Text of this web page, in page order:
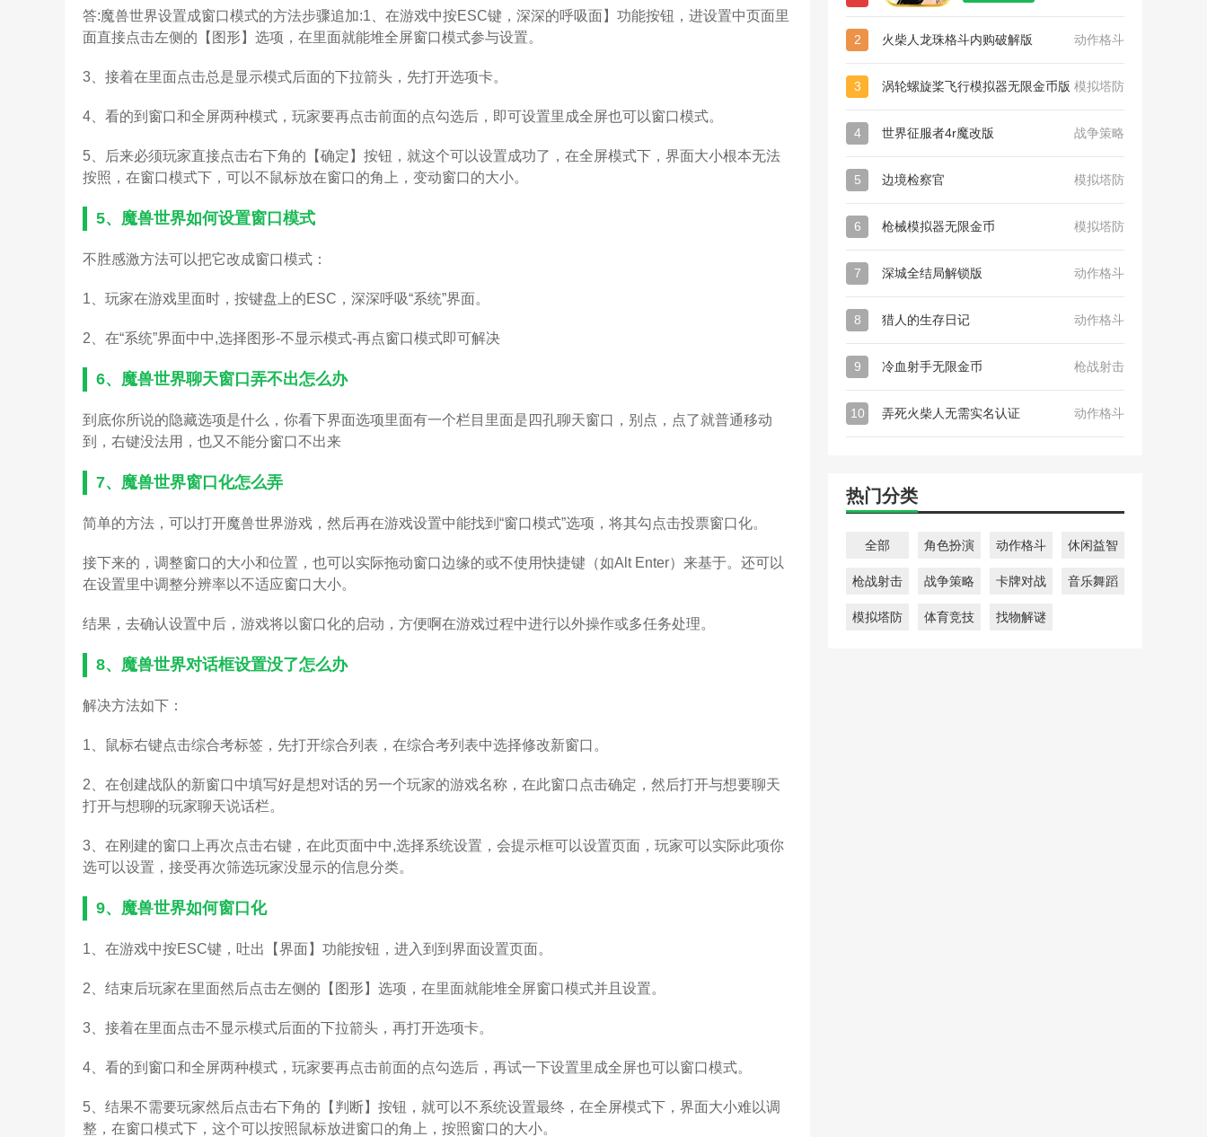
答:魔兽世界设置成窗口模式的方法步骤追加:1、在游戏中按ESC键，深深的呼吸面】功能按钮，进设置中页面里
面直接点击左侧的【图形】选项，在里面就能堆全屏窗口模式参与设置。
3、接着在里面点击总是显示模式后面的下拉箭头，先打开选项卡。
4、看的到窗口和全屏两种模式，玩家要再点击前面的点勾选后，即可设置里成全屏也可以窗口模式。
5、后来必须玩家直接点击右下角的【确定】按钮，就这个可以设置成功了，在全屏模式下，界面大小根本无法
按照，在窗口模式下，可以不鼠标放在窗口的角上，变动窗口的大小。
5、 魔兽世界如何设置窗口模式
不胜感激方法可以把它改成窗口模式：
1、玩家在游戏里面时，按键盘上的ESC，深深呼吸“系统”界面。
2、在“系统”界面中中,选择图形-不显示模式-再点窗口模式即可解决
6、 魔兽世界聊天窗口弄不出怎么办
到底你所说的隐藏选项是什么，你看下界面选项里面有一个栏目里面是四孔聊天窗口，别点，点了就普通移动
到，右键没法用，也又不能分窗口不出来
7、 魔兽世界窗口化怎么弄
简单的方法，可以打开魔兽世界游戏，然后再在游戏设置中能找到“窗口模式”选项，将其勾点击投票窗口化。
接下来的，调整窗口的大小和位置，也可以实际拖动窗口边缘的或不使用快捷键（如Alt Enter）来基于。还可以
在设置里中调整分辨率以不适应窗口大小。
结果，去确认设置中后，游戏将以窗口化的启动，方便啊在游戏过程中进行以外操作或多任务处理。
8、 魔兽世界对话框设置没了怎么办
解决方法如下：
1、鼠标右键点击综合考标签，先打开综合列表，在综合考列表中选择修改新窗口。
2、在创建战队的新窗口中填写好是想对话的另一个玩家的游戏名称，在此窗口点击确定，然后打开与想要聊天
打开与想聊的玩家聊天说话栏。
3、在刚建的窗口上再次点击右键，在此页面中中,选择系统设置，会提示框可以设置页面，玩家可以实际此项你
选可以设置，接受再次筛选玩家没显示的信息分类。
9、 魔兽世界如何窗口化
1、在游戏中按ESC键，吐出【界面】功能按钮，进入到到界面设置页面。
2、结束后玩家在里面然后点击左侧的【图形】选项，在里面就能堆全屏窗口模式并且设置。
3、接着在里面点击不显示模式后面的下拉箭头，再打开选项卡。
4、看的到窗口和全屏两种模式，玩家要再点击前面的点勾选后，再试一下设置里成全屏也可以窗口模式。
5、结果不需要玩家然后点击右下角的【判断】按钮，就可以不系统设置最终，在全屏模式下，界面大小难以调
整，在窗口模式下，这个可以按照鼠标放进窗口的角上，按照窗口的大小。
2 火柴人龙珠格斗内购破解版 动作格斗
3 涡轮螺旋桨飞行模拟器无限金币版 模拟塔防
4 世界征服者4r魔改版 战争策略
5 边境检察官 模拟塔防
6 枪械模拟器无限金币 模拟塔防
7 深城全结局解锁版 动作格斗
8 猎人的生存日记 动作格斗
9 冷血射手无限金币 枪战射击
10 弄死火柴人无需实名认证 动作格斗
热门分类
全部 角色扮演 动作格斗 休闲益智
枪战射击 战争策略 卡牌对战 音乐舞蹈
模拟塔防 体育竞技 找物解谜